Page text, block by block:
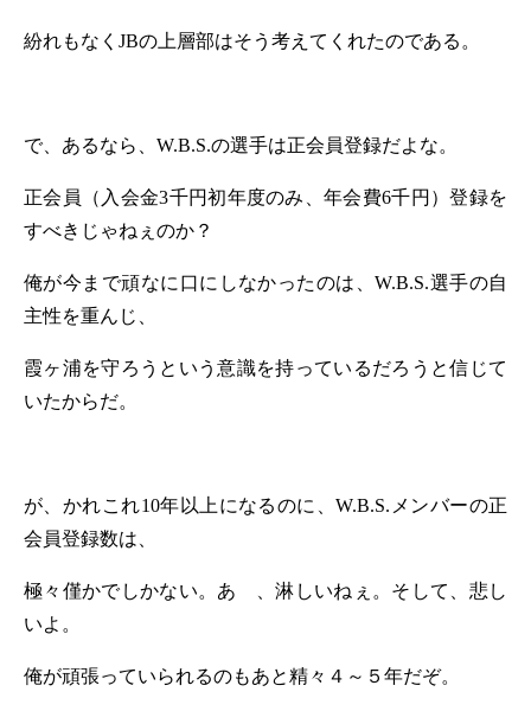
紛れもなく JBの上層部はそう考えてくれたのである。
で、あるなら、 W.B.S.の選手は正会員登録だよな。
正会員（入会金3千円初年度のみ、年会費6千円）登録を
すべきじゃねぇのか ？
俺が今まで頑なに口にしなかったのは、W.B.S.選手の自
主性を重んじ、
霞ヶ浦を守ろうという意識を持っているだろうと信じて
いたからだ。
が、かれこれ10年以上になるのに、W.B.S. メンバーの正
会員登録数は、
極々僅かでしかない。あゝ、淋しいねぇ。そして、悲し
いよ。
俺が頑張っていられるのもあと精々４～５年だぞ。